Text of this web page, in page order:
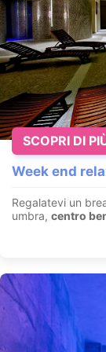
Pacchetto
Privata &
Sky Room & SPA
VEDI
Week end
Regalatevi un
umbra, centro
SCOPRI DI